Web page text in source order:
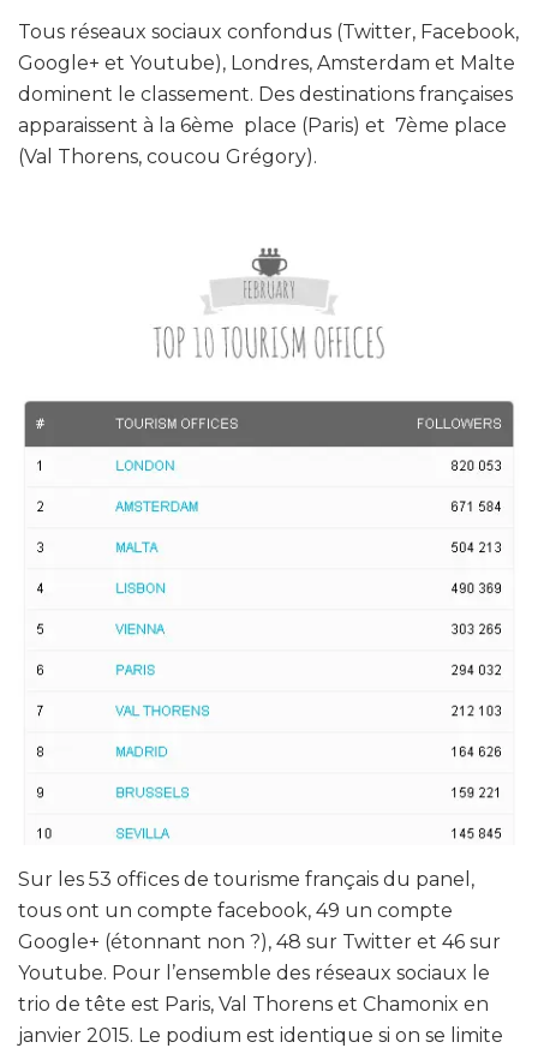
Tous réseaux sociaux confondus (Twitter, Facebook,
Google+ et Youtube), Londres, Amsterdam et Malte
dominent le classement. Des destinations françaises
apparaissent à la 6ème place (Paris) et 7ème place
(Val Thorens, coucou Grégory).
Sur les 53 offices de tourisme français du panel,
tous ont un compte facebook, 49 un compte
Google+ (étonnant non ?), 48 sur Twitter et 46 sur
Youtube. Pour l’ensemble des réseaux sociaux le
trio de tête est Paris, Val Thorens et Chamonix en
janvier 2015. Le podium est identique si on se limite